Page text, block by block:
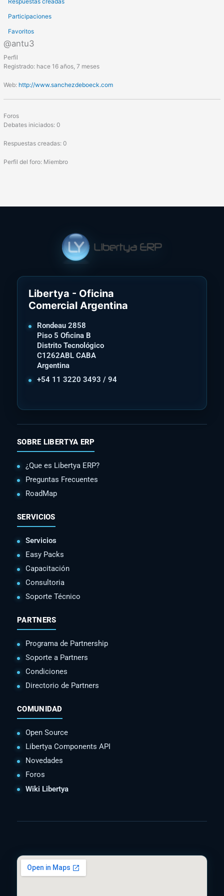
Participaciones
Favoritos
@antu3
Perfil
Registrado: hace 16 años, 7 meses
Web: http://www.sanchezdeboeck.com
Foros
Debates iniciados: 0
Respuestas creadas: 0
Perfil del foro: Miembro
Libertya - Oficina
Comercial Argentina
Rondeau 2858
Piso 5 Oficina B
Distrito Tecnológico
C1262ABL CABA
Argentina
+54 11 3220 3493 / 94
SOBRE LIBERTYA ERP
¿Que es Libertya ERP?
Preguntas Frecuentes
RoadMap
SERVICIOS
Servicios
Easy Packs
Capacitación
Consultoria
Soporte Técnico
PARTNERS
Programa de Partnership
Soporte a Partners
Condiciones
Directorio de Partners
COMUNIDAD
Open Source
Libertya Components API
Novedades
Foros
Wiki Libertya